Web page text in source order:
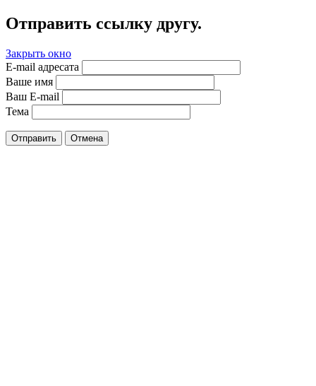
Отправить ссылку другу.
Закрыть окно
E-mail адресата
Ваше имя
Ваш E-mail
Тема
Отправить Отмена